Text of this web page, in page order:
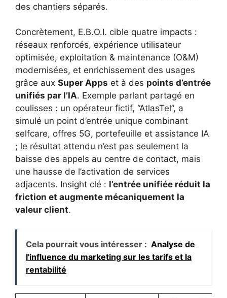
des chantiers séparés.
Concrètement, E.B.O.I. cible quatre impacts :
réseaux renforcés, expérience utilisateur
optimisée, exploitation & maintenance (O&M)
modernisées, et enrichissement des usages
grâce aux Super Apps et à des points d’entrée
unifiés par l’IA. Exemple parlant partagé en
coulisses : un opérateur fictif, “AtlasTel”, a
simulé un point d’entrée unique combinant
selfcare, offres 5G, portefeuille et assistance IA
; le résultat attendu n’est pas seulement la
baisse des appels au centre de contact, mais
une hausse de l’activation de services
adjacents. Insight clé : l’entrée unifiée réduit la
friction et augmente mécaniquement la
valeur client.
Cela pourrait vous intéresser : Analyse de
l'influence du marketing sur les tarifs et la
rentabilité